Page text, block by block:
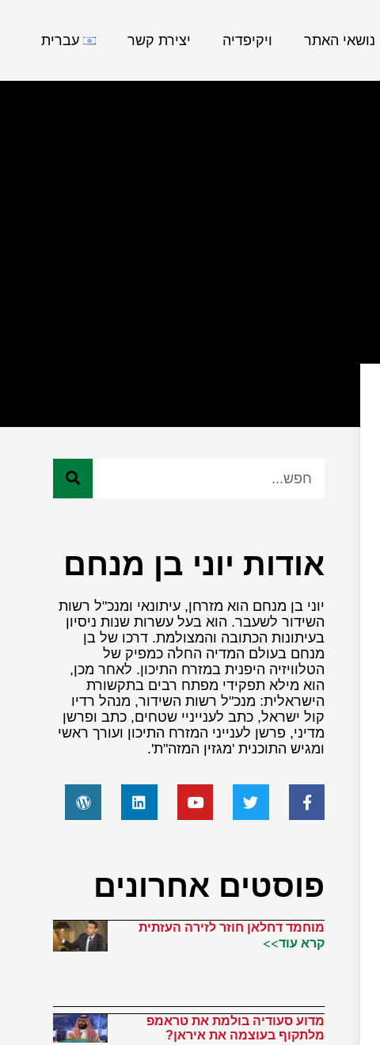
נושאי האתר ויקיפדיה יצירת קשר עברית
אודות יוני בן מנחם
יוני בן מנחם הוא מזרחן, עיתונאי ומנכ"ל רשות
השידור לשעבר. הוא בעל עשרות שנות ניסיון
בעיתונות הכתובה והמצולמת. דרכו של בן
מנחם בעולם המדיה החלה כמפיק של
הטלוויזיה היפנית במזרח התיכון. לאחר מכן,
הוא מילא תפקידי מפתח רבים בתקשורת
הישראלית: מנכ"ל רשות השידור, מנהל רדיו
קול ישראל, כתב לענייניי שטחים, כתב ופרשן
מדיני, פרשן לענייני המזרח התיכון ועורך ראשי
ומגיש התוכנית 'מגזין המזה"ת'.
פוסטים אחרונים
מוחמד דחלאן חוזר לזירה העזתית
קרא עוד>>
מדוע סעודיה בולמת את טראמפ
מלתקוף בעוצמה את איראן?